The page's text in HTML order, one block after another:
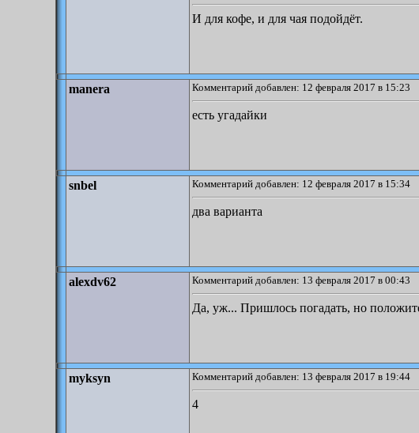
И для кофе, и для чая подойдёт.
manera Комментарий добавлен: 12 февраля 2017 в 15:23
есть угадайки
snbel Комментарий добавлен: 12 февраля 2017 в 15:34
два варианта
alexdv62 Комментарий добавлен: 13 февраля 2017 в 00:43
Да, уж... Пришлось погадать, но
myksyn Комментарий добавлен: 13 февраля 2017 в 19:44
4